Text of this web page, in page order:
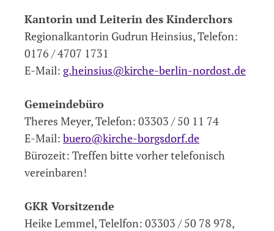
Kantorin und Leiterin des Kinderchors
Regionalkantorin GudrunHeinsius,Telefon:
0176 / 4707 1731
E-Mail: g.heinsius@kirche-berlin-nordost.de
Gemeindebüro
Theres Meyer, Telefon: 03303 / 50 11 74
E-Mail: buero@kirche-borgsdorf.de
Bürozeit: Treffen bitte vorher telefonisch
vereinbaren!
GKR Vorsitzende
Heike Lemmel, Telelfon: 03303 / 50 78 978,